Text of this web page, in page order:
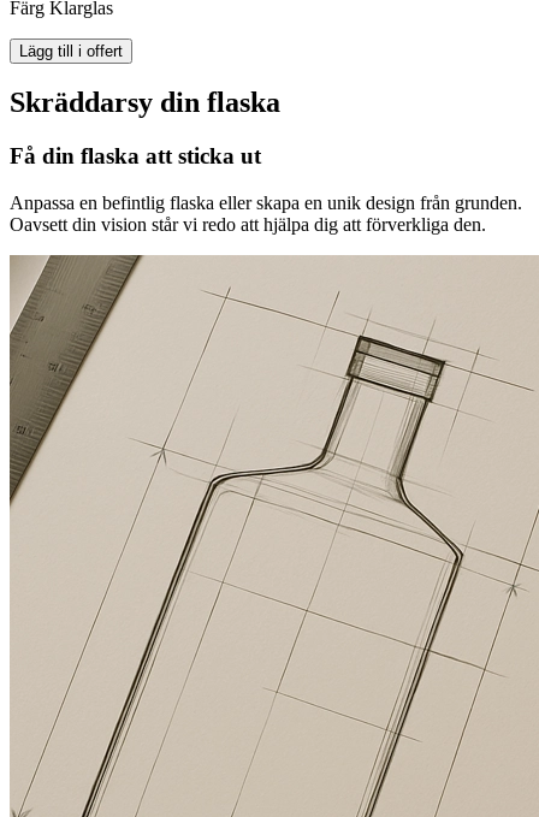
Färg Klarglas
Lägg till i offert
Skräddarsy din flaska
Få din flaska att sticka ut
Anpassa en befintlig flaska eller skapa en unik design från grunden.
Oavsett din vision står vi redo att hjälpa dig att förverkliga den.